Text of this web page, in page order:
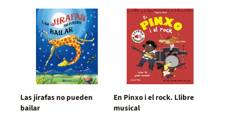
Las jirafas no pueden
bailar
En Pinxo i el rock. Llibre
musical